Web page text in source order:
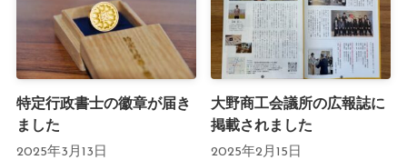
特定行政書士の徽章が届き
ました
2025年3月13日
大野商工会議所の広報誌に
掲載されました
2025年2月15日